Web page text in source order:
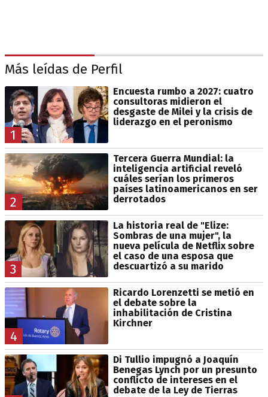
Más leídas de Perfil
1
Encuesta rumbo a 2027: cuatro
consultoras midieron el
desgaste de Milei y la crisis de
liderazgo en el peronismo
2
Tercera Guerra Mundial: la
inteligencia artificial reveló
cuáles serían los primeros
países latinoamericanos en ser
derrotados
3
La historia real de "Elize:
Sombras de una mujer", la
nueva película de Netflix sobre
el caso de una esposa que
descuartizó a su marido
4
Ricardo Lorenzetti se metió en
el debate sobre la
inhabilitación de Cristina
Kirchner
Di Tullio impugnó a Joaquín
Benegas Lynch por un presunto
conflicto de intereses en el
debate de la Ley de Tierras